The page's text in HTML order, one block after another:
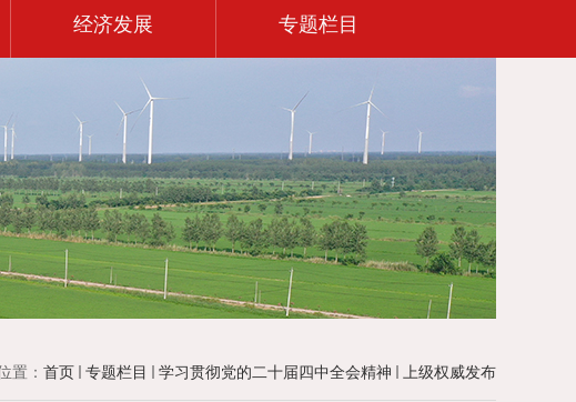
经济发展 专题栏目
置： 首页 专题栏目 学习贯彻党的二十届四中全会精神 上级权威发布